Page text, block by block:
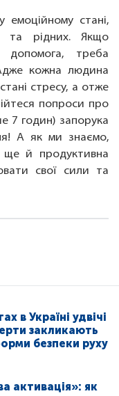
стані,
та рідних. Якщо
допомога, треба
кожна людина
стресу, а отже
попроси про
7 годин) запорука
А як ми знаємо,
й продуктивна
свої сили та
в Україні удвічі
закликають
безпеки руху
активація»: як